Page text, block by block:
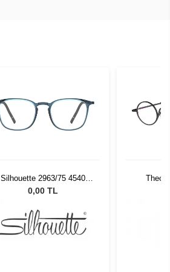
Silhouette 2963/75 4540
51/19
0,00 TL
Theo